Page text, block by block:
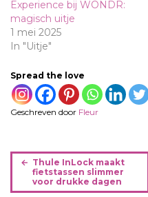
Experience bij WONDR:
magisch uitje
1 mei 2025
In "Uitje"
Spread the love
Geschreven door Fleur
B
r
Thule InLock maakt
fietstassen slimmer
voor drukke dagen